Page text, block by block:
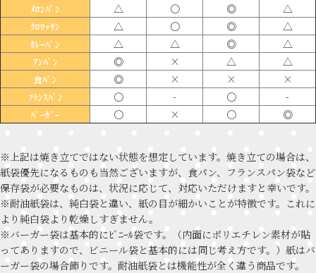
ﾒﾛﾝﾊﾟﾝ △ 〇 ◎ △
ｸﾛﾜｯｻﾝ △ 〇 ◎ △
ｶﾚｰﾊﾟﾝ △ △ ◎ △
ｱﾝﾊﾟﾝ ◎ × △ △
食ﾊﾟﾝ ◎ × × ×
ﾌﾗﾝｽﾊﾟﾝ 〇 - 〇 -
ﾊﾞｰｶﾞｰ 〇 × 〇 ◎
※上記は焼き立てではない状態を想定しています。焼き立ての場合は、
紙袋優先になるものも当然ございますが、食パン、フランスパン袋など
保存袋が必要なものは、状況に応じて、対応いただけますと幸いです。
※耐油紙袋は、純白袋と違い、紙の目が細かいことが特徴です。これに
より純白袋より乾燥しすぎません。
※バーガー袋は基本的にﾋﾞﾆｰﾙ袋です。（内面にポリエチレン素材が貼
ってありますので、ビニール袋と基本的には同じ考え方です。）紙はバ
ーガー袋の場合飾りです。耐油紙袋とは機能性が全く違う商品です。